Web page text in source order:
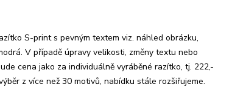
S-print s pevným textem viz. náhled obrázku,
V případě úpravy velikosti, změny textu nebo
cena jako za individuálně vyráběné razítko, tj. 222,-
z více než 30 motivů, nabídku stále rozšiřujeme.